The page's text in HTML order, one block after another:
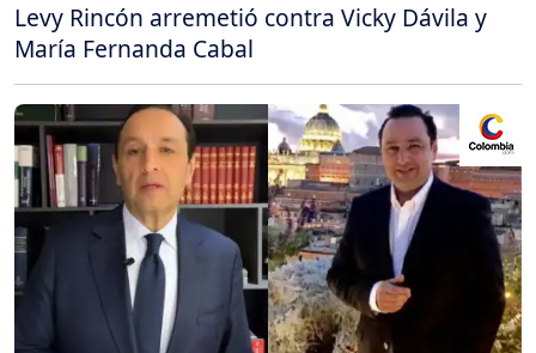
Levy Rincón arremetió contra Vicky Dávila y
María Fernanda Cabal